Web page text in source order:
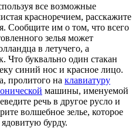
все возможные
красноречием, расскажите
Сообщите им о том, что всего
зелья может
в летучего, а
Что буквально один стакан
синий нос и красное лицо.
пролитого на клавиатуру
машины, именуемой
речь в другое русло и
волшебное зелье, которое
бурду.